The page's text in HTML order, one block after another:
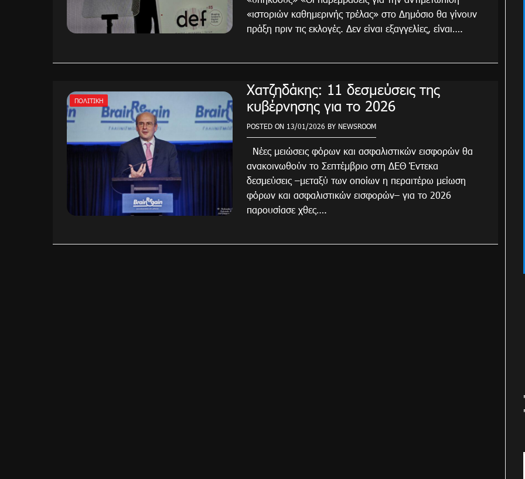
«ιστοριών καθημερινής τρέλας» στο Δημόσιο θα γίνουν
πράξη πριν τις εκλογές. Δεν είναι εξαγγελίες, είναι….
ΠΟΛΙΤΙΚΉ
Χατζηδάκης: 11 δεσμεύσεις της
κυβέρνησης για το 2026
POSTED ON 13/01/2026 BY NEWSROOM
Νέες μειώσεις φόρων και ασφαλιστικών εισφορών θα
ανακοινωθούν το Σεπτέμβριο στη ΔΕΘ Έντεκα
δεσμεύσεις –μεταξύ των οποίων η περαιτέρω μείωση
φόρων και ασφαλιστικών εισφορών– για το 2026
παρουσίασε χθες….